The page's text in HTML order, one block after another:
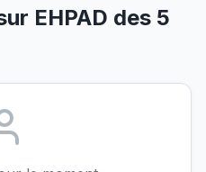
EHPAD des 5